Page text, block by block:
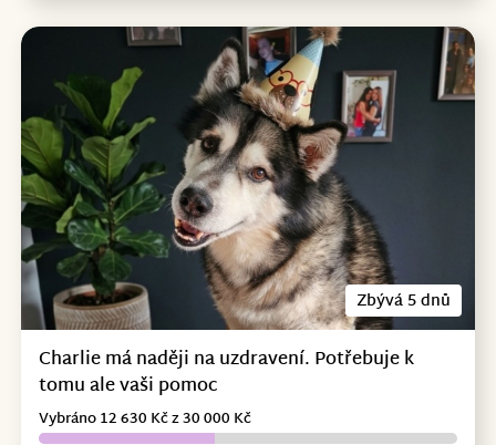
Zbývá 5 dnů
Charlie má naději na uzdravení. Potřebuje k
tomu ale vaši pomoc
Vybráno 12 630 Kč z 30 000 Kč